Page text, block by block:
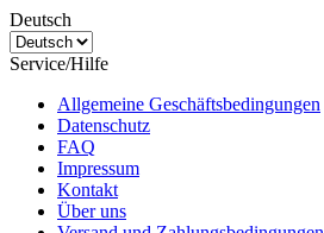
Deutsch
Service/Hilfe
Allgemeine Geschäftsbedingungen
Datenschutz
FAQ
Impressum
Kontakt
Über uns